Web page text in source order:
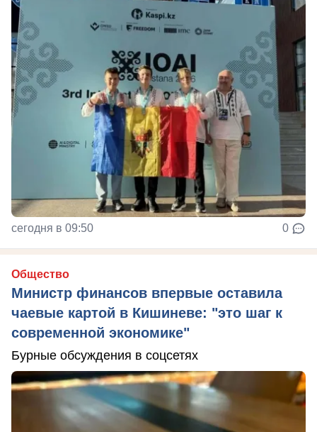
сегодня в 09:50 0
Общество
Министр финансов впервые оставила
чаевые картой в Кишиневе: "это шаг к
современной экономике"
Бурные обсуждения в соцсетях